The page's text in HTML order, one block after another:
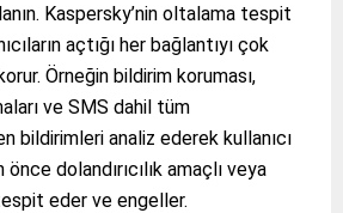
Kaspersky’nin oltalama tespit
açtığı her bağlantıyı çok
Örneğin bildirim koruması,
ve SMS dahil tüm
bildirimleri analiz ederek kullanıcı
dolandırıcılık amaçlı veya
eder ve engeller.